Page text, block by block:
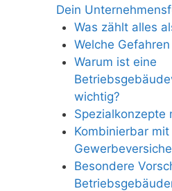
Dein
Was zählt alles
Welche
Warum ist eine
wichtig?
Spezialkonzepte
Kombinierbar
Besondere